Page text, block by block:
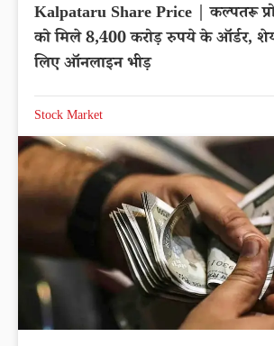
Kalpataru Share Price | कल्पतरू
को मिले 8,400 करोड़ रुपये के ऑर्डर,
लिए ऑनलाइन भीड़
Stock Market